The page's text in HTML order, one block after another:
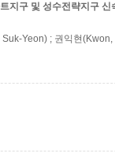
지구 및 성수전략지구 신
Yeon) ; 권익현(Kwon,